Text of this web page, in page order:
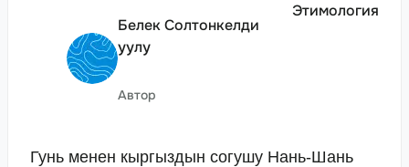
БелекСолтонкелди
уулу
Автор
Этимология
Гунь менен кыргыздын согушу Нань-Шань